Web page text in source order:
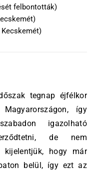
felbontották)
tegnap éjfélkor
így
igazolható
de nem
kijelentjük, hogy már
belül, így ezt az